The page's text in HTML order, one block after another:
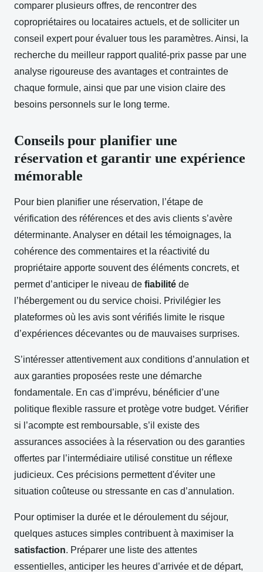
comparer plusieurs offres, de rencontrer des
copropriétaires ou locataires actuels, et de solliciter un
conseil expert pour évaluer tous les paramètres. Ainsi, la
recherche du meilleur rapport qualité-prix passe par une
analyse rigoureuse des avantages et contraintes de
chaque formule, ainsi que par une vision claire des
besoins personnels sur le long terme.
Conseils pour planifier une
réservation et garantir une expérience
mémorable
Pour bien planifier une réservation, l’étape de
vérification des références et des avis clients s’avère
déterminante. Analyser en détail les témoignages, la
cohérence des commentaires et la réactivité du
propriétaire apporte souvent des éléments concrets, et
permet d’anticiper le niveau de fiabilité de
l’hébergement ou du service choisi. Privilégier les
plateformes où les avis sont vérifiés limite le risque
d’expériences décevantes ou de mauvaises surprises.
S’intéresser attentivement aux conditions d’annulation et
aux garanties proposées reste une démarche
fondamentale. En cas d’imprévu, bénéficier d’une
politique flexible rassure et protège votre budget. Vérifier
si l’acompte est remboursable, s’il existe des
assurances associées à la réservation ou des garanties
offertes par l’intermédiaire utilisé constitue un réflexe
judicieux. Ces précisions permettent d'éviter une
situation coûteuse ou stressante en cas d’annulation.
Pour optimiser la durée et le déroulement du séjour,
quelques astuces simples contribuent à maximiser la
satisfaction. Préparer une liste des attentes
essentielles, anticiper les heures d’arrivée et de départ,